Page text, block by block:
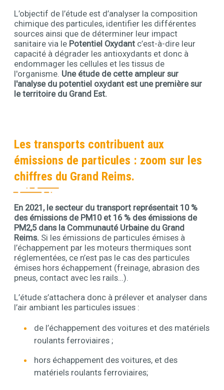
L’objectif de l’étude est d’analyser la composition
chimique des particules, identifier les différentes
sources ainsi que de déterminer leur impact
sanitaire via le Potentiel Oxydantc’est-à-dire leur
capacité à dégrader les antioxydants et donc à
endommager les cellules et les tissus de
l'organisme. Une étude de cette ampleur sur
l'analyse du potentiel oxydant est une première sur
le territoire du Grand Est.
Les transports contribuent aux
émissions de particules : zoom sur les
chiffres du Grand Reims.
Contenu
En 2021, le secteur du transport représentait 10 %
des émissions de PM10 et 16 % des émissions de
PM2,5 dans la Communauté Urbaine du Grand
Reims. Si les émissions de particules émises à
l’échappement par les moteurs thermiques sont
réglementées, ce n’est pas le cas des particules
émises hors échappement (freinage, abrasion des
pneus, contact avec les rails…).
L’étude s’attachera donc à prélever et analyser dans
l’air ambiant les particules issues :
de l’échappement des voitures et des matériels
roulants ferroviaires ;
hors échappement des voitures, et des
matériels roulants ferroviaires;